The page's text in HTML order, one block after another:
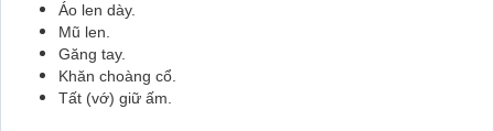
Áo len dày.
Mũ len.
Găng tay.
Khăn choàng cổ.
Tất (vớ) giữ ấm.